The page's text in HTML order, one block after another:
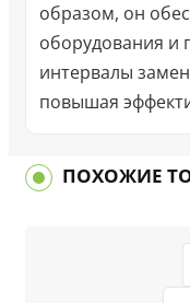
образом, он
оборудования и
интервалы
повышая
ПОХОЖИЕ